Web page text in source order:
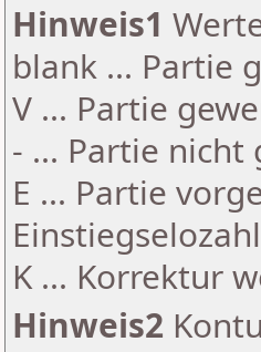
Hinweis1
blank ... Partie
V ... Partie
- ... Partie nicht
E ... Partie
K ... Korrektur
Hinweis2